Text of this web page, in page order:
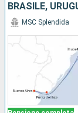
BRASILE,
MSC Splendida